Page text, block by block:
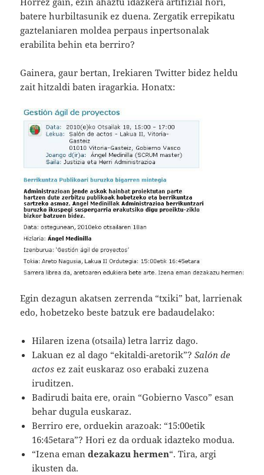
batere hurbiltasunik ez duena. Zergatik errepikatu
gaztelaniaren moldea perpaus inpertsonalak
erabilita behin eta berriro?
Gainera, gaur bertan, Irekiaren Twitter bidez heldu
zait hitzaldi baten iragarkia. Honatx:
Egin dezagun akatsen zerrenda “txiki” bat, larrienak
edo, hobetzeko beste batzuk ere badaudelako:
Hilaren izena (otsaila) letra larriz dago.
Lakuan ez al dago “ekitaldi-aretorik”?Salón de
actosez zait euskaraz oso erabaki zuzena
iruditzen.
Badirudi baita ere, orain “Gobierno Vasco” esan
behar dugula euskaraz.
Berriro ere, orduekin arazoak: “15:00etik
16:45etara”? Hori ez da orduak idazteko modua.
“Izena emandezakazu hermen“. Tira, argi
ikusten da.